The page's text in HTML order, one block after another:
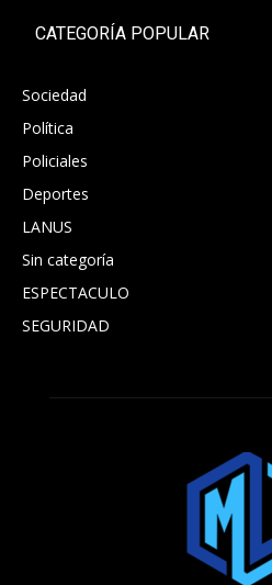
CATEGORÍA POPULAR
Sociedad
Política
Policiales
Deportes
LANUS
Sin categoría
ESPECTACULO
SEGURIDAD